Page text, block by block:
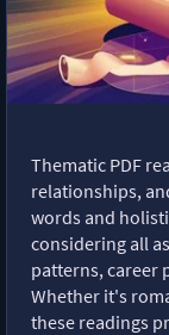
Thematic PDF
relationships,
words and
considering all
patterns, career
Whether it's
these readings